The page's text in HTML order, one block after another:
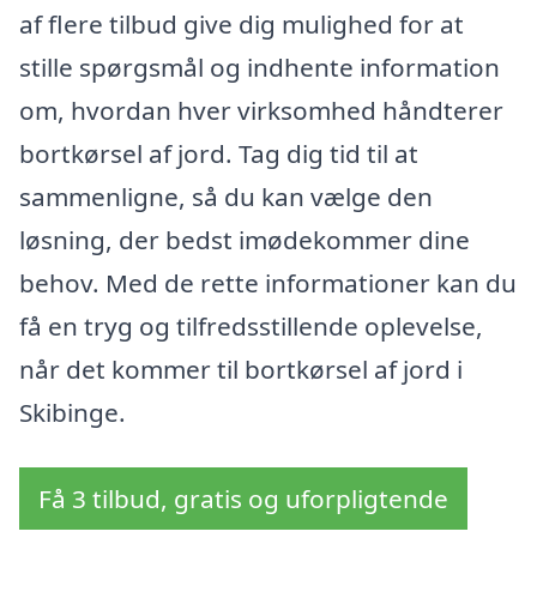
af flere tilbud give dig mulighed for at
stille spørgsmål og indhente information
om, hvordan hver virksomhed håndterer
bortkørsel af jord. Tag dig tid til at
sammenligne, så du kan vælge den
løsning, der bedst imødekommer dine
behov. Med de rette informationer kan du
få en tryg og tilfredsstillende oplevelse,
når det kommer til bortkørsel af jord i
Skibinge.
Få 3 tilbud, gratis og uforpligtende